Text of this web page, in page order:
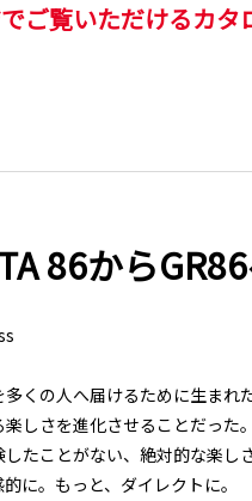
ご覧いただけるカタ
86からGR86
くの⼈へ届けるために生まれ
しさを進化させることだった。
たことがない、絶対的な楽しさ
に。もっと、ダイレクトに。